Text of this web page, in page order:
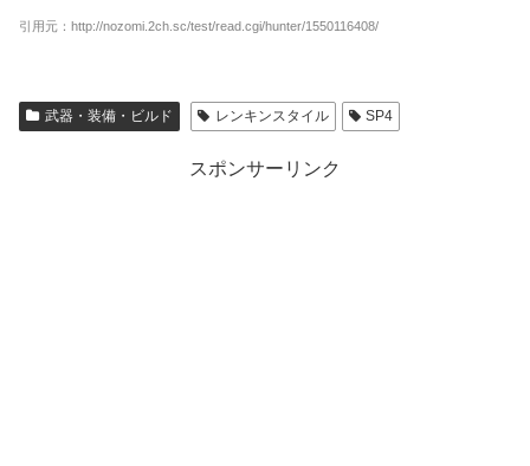
引用元：http://nozomi.2ch.sc/test/read.cgi/hunter/1550116408/
武器・装備・ビルド レンキンスタイル SP4
スポンサーリンク